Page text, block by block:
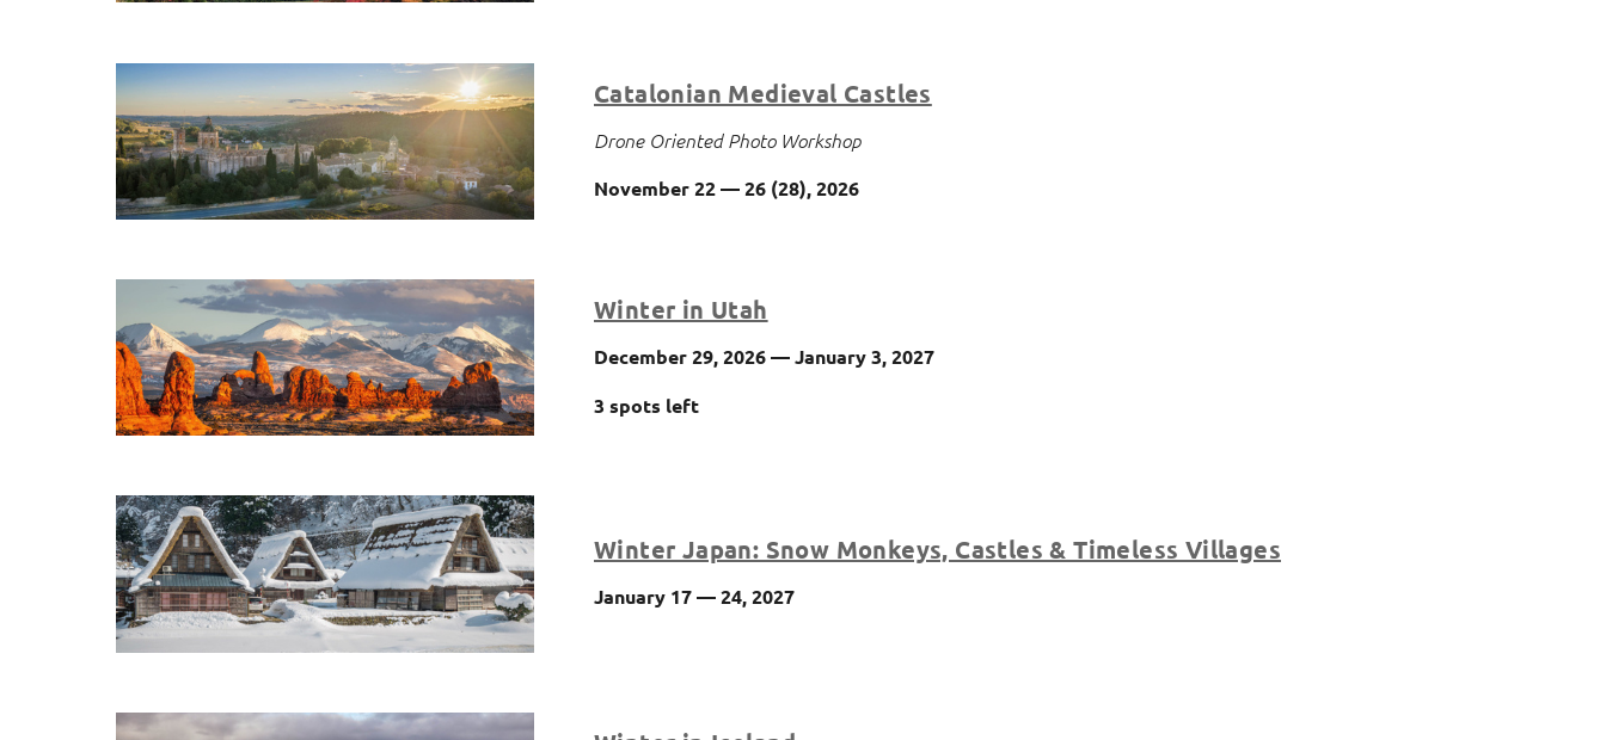
Catalonian Medieval Castles
Drone Oriented Photo Workshop
November 22 — 26 (28), 2026
Winter in Utah
December 29, 2026 — January 3, 2027
3 spots left
Winter Japan: Snow Monkeys, Castles & Timeless Villages
January 17 — 24, 2027